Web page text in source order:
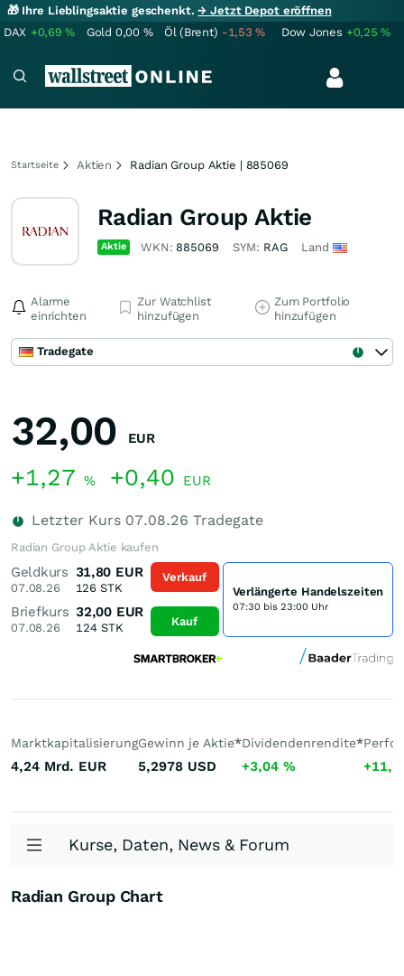
🎁 Ihre Lieblingsaktie geschenkt.→ Jetzt Depot eröffnen
DAX +0,69% Gold 0,00 % Öl (Brent) -1,53% Dow Jones +0,25%
Startseite Aktien Radian Group Aktie | 885069
Radian Group Aktie
Aktie WKN: 885069 SYM: RAG Land
Alarme
einrichten
Zur Watchlist
hinzufügen
Zum Portfolio
hinzufügen
Tradegate
32,00 EUR
+1,27 % +0,40 EUR
Letzter Kurs 07.08.26 Tradegate
Radian Group Aktie kaufen
Geldkurs
07.08.26
31,80 EUR
126 STK
Briefkurs
07.08.26
32,00 EUR
124STK
Verkauf
Kauf
Verlängerte Handelszeiten
07:30 bis 23:00 Uhr
Marktkapitalisierung
4,24 Mrd. EUR
Gewinn je Aktie*
5,2978 USD
Dividendenrendite*
+3,04 %
Kurse, Daten, News & Forum
Radian Group Chart